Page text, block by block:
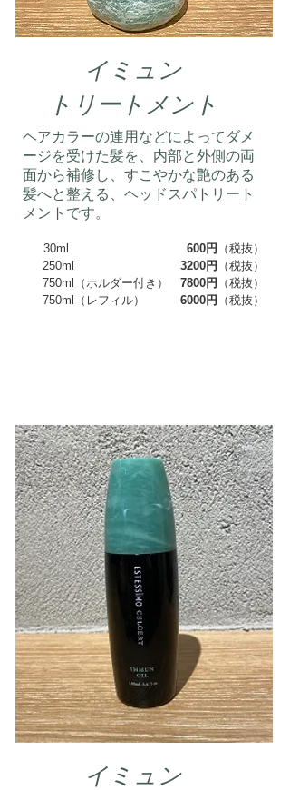
イミュン
​トリートメント
ヘアカラーの連用などによってダメ
ージを受けた髪を、内部と外側の両
面から補修し、すこやかな艶のある
髪へと整える、ヘッドスパトリート
メントです。
30ml 600円
（税抜）
250ml 3200円
（税抜）
750ml（ホルダー付き） 7800円
（税抜）
750ml（レフィル） 6000円 （税抜）
イミュン